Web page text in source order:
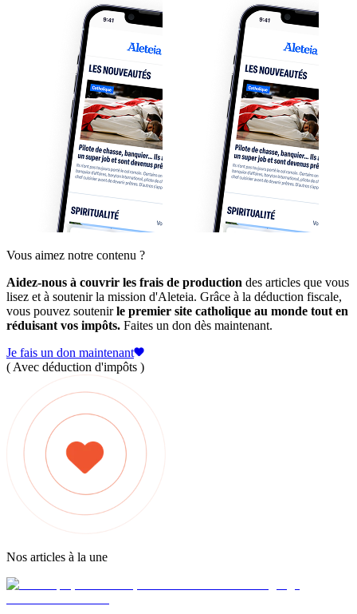
Vous aimez notre contenu ?
Aidez-nous à couvrir les frais de production des articles que vous
lisez et à soutenir la mission d'Aleteia. Grâce à la déduction fiscale,
vous pouvez soutenirle premier site catholique au monde tout en
réduisant vos impôts. Faites un don dès maintenant.
Je fais un don maintenant
( Avec déduction d'impôts )
Nos articles à la une